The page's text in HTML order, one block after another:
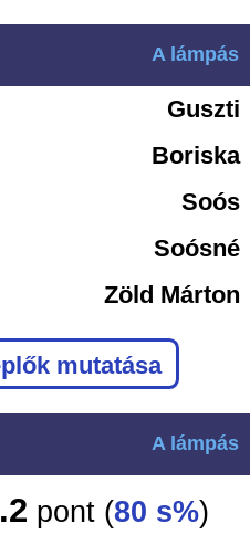
A lámpás
Guszti
Boriska
Soós
Soósné
Zöld Márton
mutatása
A lámpás
pont (80 s%)